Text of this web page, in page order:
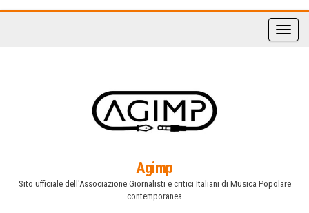
Agimp
Sito ufficiale dell'Associazione Giornalisti e critici Italiani di Musica Popolare
contemporanea